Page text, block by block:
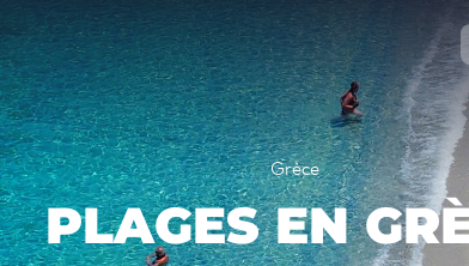
Grèce
PLAGES EN